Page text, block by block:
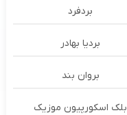
بردفرد
بردیا بهادر
بروان بند
بلک اسکورپیون موزیک